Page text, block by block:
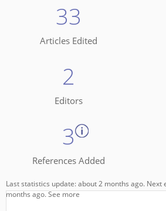
33
Articles Edited
2
Editors
3
References Added
Last statistics update: about 2 months ago.
months ago.See more